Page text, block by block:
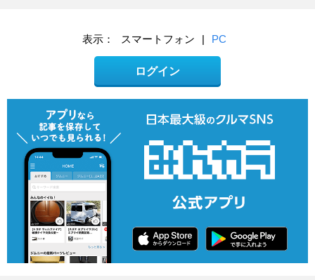
表示： スマートフォン | PC
ログイン